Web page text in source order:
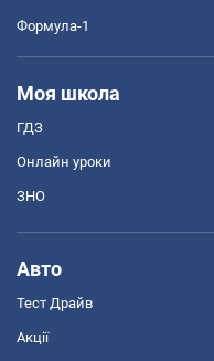
Формула-1
Моя школа
ГДЗ
Онлайн уроки
ЗНО
Авто
Тест Драйв
Акції